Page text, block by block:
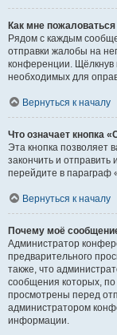
Как мне
Рядом с каждым
отправки жалобы на
конференции. Щёлкнув
необходимых для
Вернуться к началу
Что означает кнопка
Эта кнопка позволяет
закончить и отправить
перейдите в параграф
Вернуться к началу
Почему моё
Администратор
предварительного
также, что
сообщения которых,
просмотрены перед
администратором
информации.